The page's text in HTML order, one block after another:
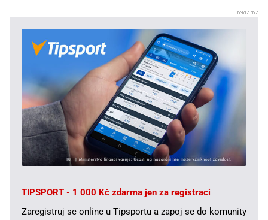
TIPSPORT - 1 000 Kč zdarma jen za registraci
Zaregistruj se online u Tipsportu a zapoj se do komunity